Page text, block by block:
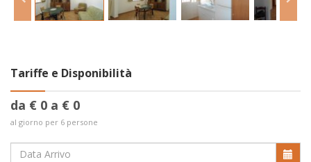
Tariffe e Disponibilità
da € 0 a € 0
al giorno per 6 persone